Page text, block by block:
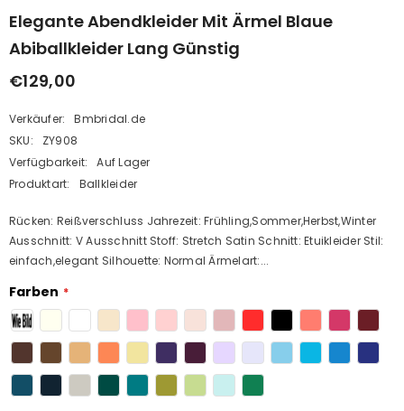
Elegante Abendkleider Mit Ärmel Blaue
Abiballkleider Lang Günstig
€129,00
Verkäufer:
Bmbridal.de
SKU:
ZY908
Verfügbarkeit:
Auf Lager
Produktart:
Ballkleider
Rücken: Reißverschluss Jahrezeit: Frühling,Sommer,Herbst,Winter
Ausschnitt: V Ausschnitt Stoff: Stretch Satin Schnitt: Etuikleider Stil:
einfach,elegant Silhouette: Normal Ärmelart:...
Farben